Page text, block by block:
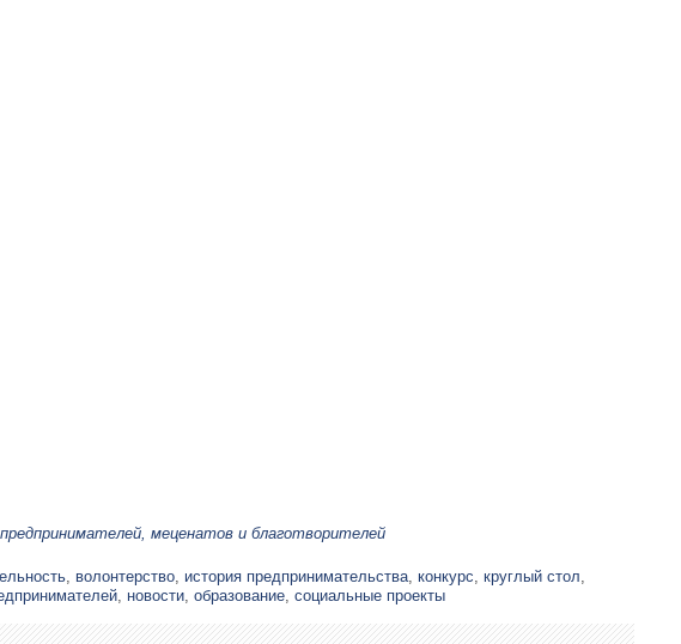
меценатов и благотворителей
, волонтерство, история предпринимательства, конкурс, круглый стол,
, новости, образование, социальные проекты